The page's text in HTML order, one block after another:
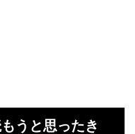
うと思ったき